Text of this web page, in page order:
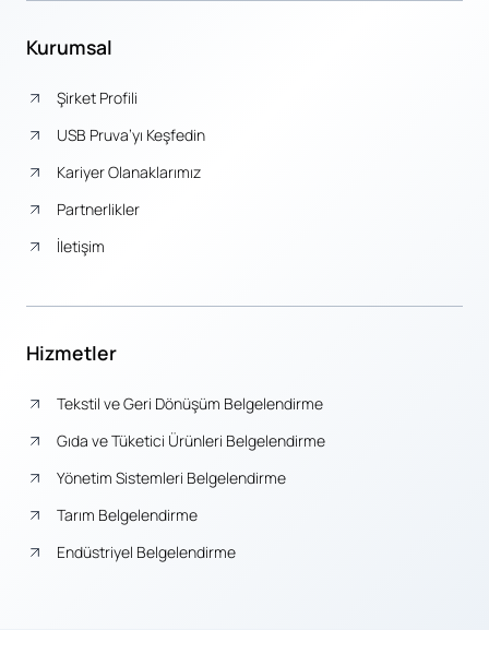
Kurumsal
Şirket Profili
USB Pruva’yı Keşfedin
Kariyer Olanaklarımız
Partnerlikler
İletişim
Hizmetler
Tekstil ve Geri Dönüşüm Belgelendirme
Gıda ve Tüketici Ürünleri Belgelendirme
Yönetim Sistemleri Belgelendirme
Tarım Belgelendirme
Endüstriyel Belgelendirme